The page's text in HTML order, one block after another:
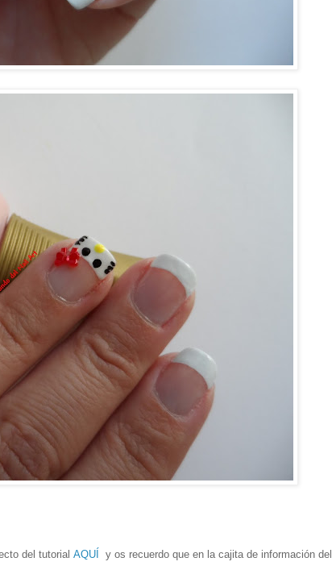
del tutorial AQUÍ y os recuerdo que en la cajita de información